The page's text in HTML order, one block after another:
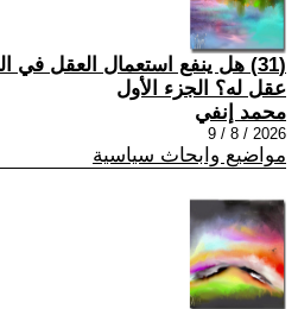
(31) هل ينفع استعمال العقل في
عقل له؟ الجزء الأول
محمد إنفي
2026 / 8 / 9
مواضيع وابحاث سياسية